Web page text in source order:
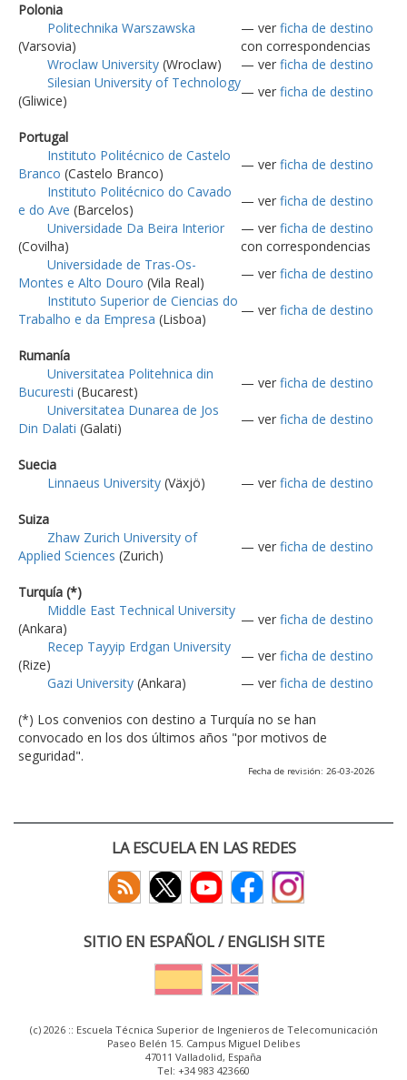
Polonia
Politechnika Warszawska
(Varsovia)
— ver ficha de destino
con correspondencias
Wroclaw University (Wroclaw) — ver ficha de destino
Silesian University of Technology
(Gliwice)
— ver ficha de destino
Portugal
Instituto Politécnico de Castelo
Branco (Castelo Branco)
— ver ficha de destino
Instituto Politécnico do Cavado
e do Ave (Barcelos)
— ver ficha de destino
Universidade Da Beira Interior
(Covilha)
— ver ficha de destino
con correspondencias
Universidade de Tras-Os-
Montes e Alto Douro (Vila Real)
— ver ficha de destino
Instituto Superior de Ciencias do
Trabalho e da Empresa (Lisboa)
— ver ficha de destino
Rumanía
Universitatea Politehnica din
Bucuresti (Bucarest)
— ver ficha de destino
Universitatea Dunarea de Jos
Din Dalati (Galati)
— ver ficha de destino
Suecia
Linnaeus University (Växjö) — ver ficha de destino
Suiza
Zhaw Zurich University of
Applied Sciences (Zurich)
— ver ficha de destino
Turquía (*)
Middle East Technical University
(Ankara)
— ver ficha de destino
Recep Tayyip Erdgan University
(Rize)
— ver ficha de destino
Gazi University (Ankara) — ver ficha de destino
(*) Los convenios con destino a Turquía no se han
convocado en los dos últimos años "por motivos de
seguridad".
Fecha de revisión: 26-03-2026
LA ESCUELA EN LAS REDES
SITIO EN ESPAÑOL / ENGLISH SITE
(c) 2026 :: Escuela Técnica Superior de Ingenieros de Telecomunicación
Paseo Belén 15. Campus Miguel Delibes
47011 Valladolid, España
Tel: +34 983 423660